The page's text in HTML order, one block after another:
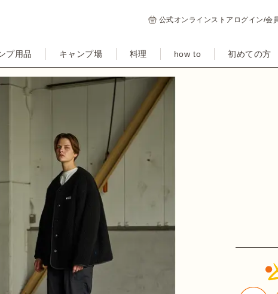
公式オンラインストア ログイン/会
プ用品 キャンプ場 料理 how to 初めての方